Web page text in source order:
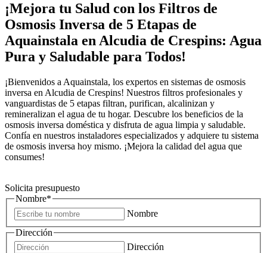
¡Mejora tu Salud con los Filtros de
Osmosis Inversa de 5 Etapas de
Aquainstala en Alcudia de Crespins: Agua
Pura y Saludable para Todos!
¡Bienvenidos a Aquainstala, los expertos en sistemas de osmosis
inversa en Alcudia de Crespins! Nuestros filtros profesionales y
vanguardistas de 5 etapas filtran, purifican, alcalinizan y
remineralizan el agua de tu hogar. Descubre los beneficios de la
osmosis inversa doméstica y disfruta de agua limpia y saludable.
Confía en nuestros instaladores especializados y adquiere tu sistema
de osmosis inversa hoy mismo. ¡Mejora la calidad del agua que
consumes!
Solicita presupuesto
Nombre*
Nombre
Dirección
Dirección